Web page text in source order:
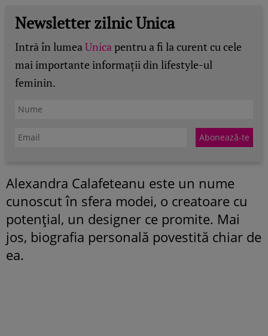
Newsletter zilnic Unica
Intră în lumeaUnicapentru a fi la curent cu cele
mai importante informații din lifestyle-ul
feminin.
Alexandra Calafeteanu este un nume
cunoscut în sfera modei, o creatoare cu
potenţial, un designer ce promite. Mai
jos, biografia personală povestită chiar de
ea.